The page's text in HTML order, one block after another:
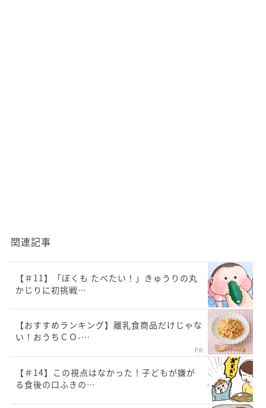
関連記事
【＃11】「ぼくも たべたい！」きゅうりの丸
かじりに初挑戦…
【おすすめランキング】離乳食商品だけじゃな
い！おうちＣＯ-…
PR
【＃14】この視点はなかった！子どもが嫌が
る食後の口ふきの…